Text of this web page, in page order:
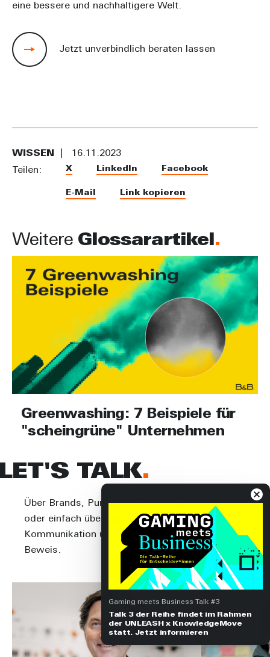
eine bessere und nachhaltigere Welt.
Jetzt unverbindlich beraten lassen
WISSEN
16.11.2023
Teilen:
X LinkedIn Facebook
E-Mail Link kopieren
Weitere Glossarartikel
Greenwashing: 7 Beispiele für
"scheingrüne" Unternehmen
TALK
Über Brands, Purpose, Nachhaltigkeit, Content
oder einfach über das Wetter. Wir lieben
Kommunikation und stellen es gerne unter
Beweis.
Gaming meets Business Talk #3
Talk 3 der Reihe findet im Rahmen
der UNLEASH x KnowledgeMove
statt. Jetzt informieren